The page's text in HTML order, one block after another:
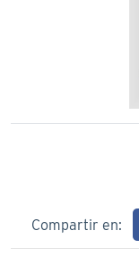
Compartir en: